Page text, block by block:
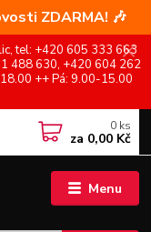
ZDARMA! 🎶
tel: +420 605 333 663
488 630, +420 604 262
++ Pá: 9.00-15.00
Menu
0 ks
za 0,00 Kč